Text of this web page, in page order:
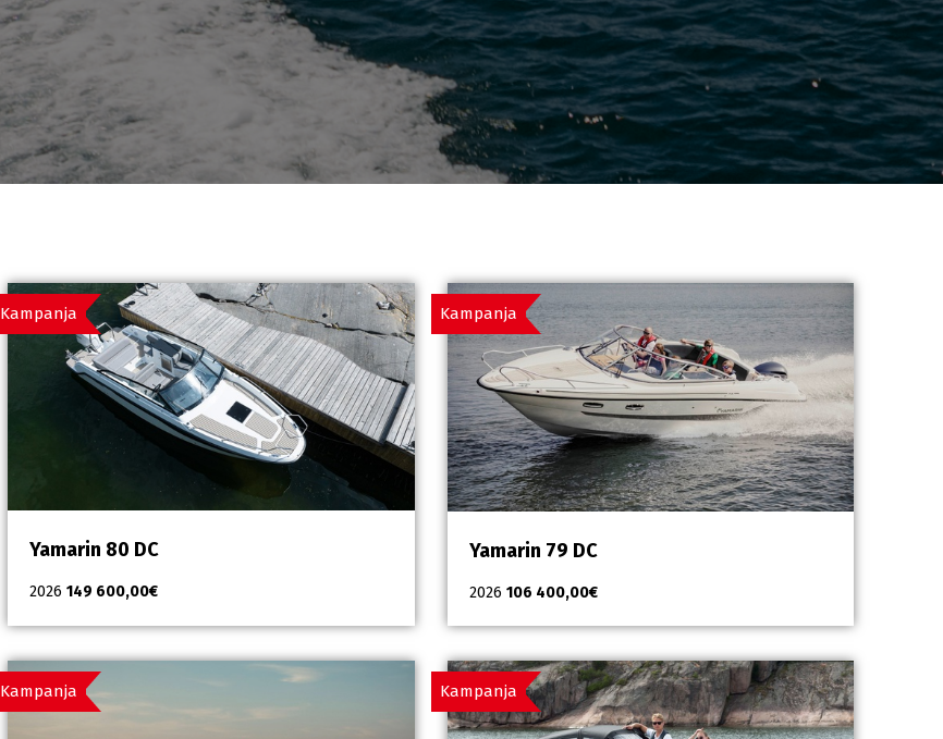
Kampanja
Yamarin 80 DC
2026149 600,00€
Kampanja
Yamarin 79 DC
2026 106 400,00€
Kampanja Kampanja